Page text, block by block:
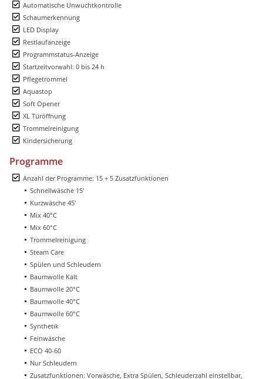
Automatische Unwuchtkontrolle
Schaumerkennung
LED Display
Restlaufanzeige
Programmstatus-Anzeige
Startzeitvorwahl: 0 bis 24 h
Pflegetrommel
Aquastop
Soft Opener
XL Türöffnung
Trommelreinigung
Kindersicherung
Programme
Anzahl der Programme: 15 + 5 Zusatzfunktionen
Schnellwäsche 15'
Kurzwäsche 45'
Mix 40°C
Mix 60°C
Trommelreinigung
Steam Care
Spülen und Schleudern
Baumwolle Kalt
Baumwolle 20°C
Baumwolle 40°C
Baumwolle 60°C
Synthetik
Feinwäsche
ECO 40-60
Nur Schleudern
Zusatzfunktionen: Vorwäsche, Extra Spülen, Schleuderzahl einstellbar,